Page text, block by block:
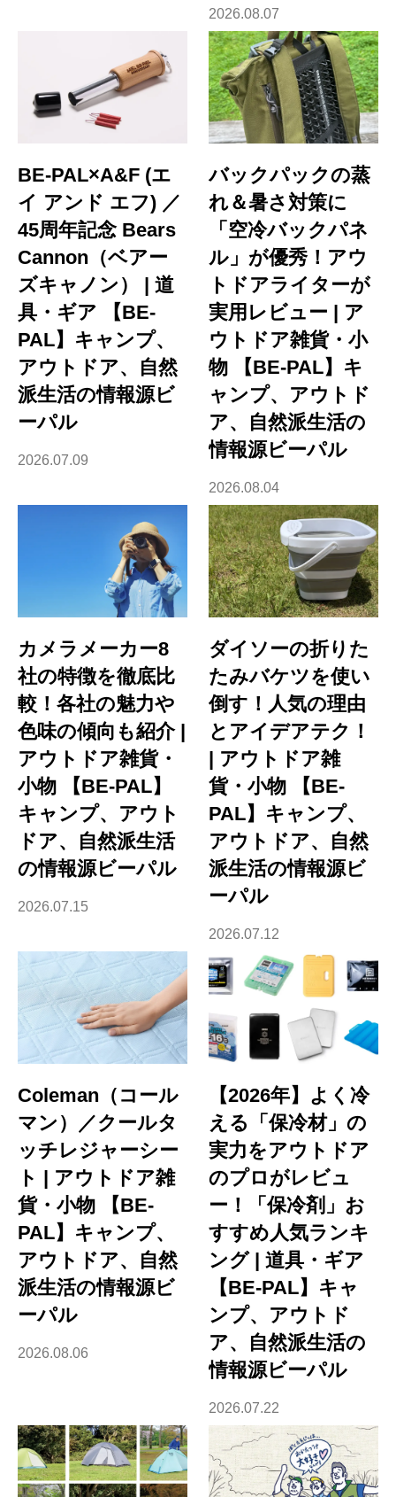
2026.08.07
BE-PAL×A&F (エ
イ アンド エフ) ／
45周年記念 Bears
Cannon（ベアー
ズキャノン） | 道
具・ギア 【BE-
PAL】キャンプ、
アウトドア、自然
派生活の情報源ビ
ーパル
2026.07.09
バックパックの蒸
れ＆暑さ対策に
「空冷バックパネ
ル」が優秀！アウ
トドアライターが
実用レビュー | ア
ウトドア雑貨・小
物 【BE-PAL】キ
ャンプ、アウトド
ア、自然派生活の
情報源ビーパル
2026.08.04
カメラメーカー8
社の特徴を徹底比
較！各社の魅力や
色味の傾向も紹介 |
アウトドア雑貨・
小物 【BE-PAL】
キャンプ、アウト
ドア、自然派生活
の情報源ビーパル
2026.07.15
ダイソーの折りた
たみバケツを使い
倒す！人気の理由
とアイデアテク！
| アウトドア雑
貨・小物 【BE-
PAL】キャンプ、
アウトドア、自然
派生活の情報源ビ
ーパル
2026.07.12
Coleman（コール
マン）／クールタ
ッチレジャーシー
ト | アウトドア雑
貨・小物 【BE-
PAL】キャンプ、
アウトドア、自然
派生活の情報源ビ
ーパル
2026.08.06
【2026年】よく冷
える「保冷材」の
実力をアウトドア
のプロがレビュ
ー！「保冷剤」お
すすめ人気ランキ
ング | 道具・ギア
【BE-PAL】キャ
ンプ、アウトド
ア、自然派生活の
情報源ビーパル
2026.07.22